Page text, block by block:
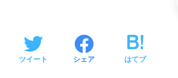
ツイート シェア はてブ